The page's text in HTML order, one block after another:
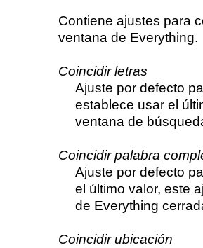
Contiene ajustes para
ventana de Everything.
Coincidir letras
Ajuste por defecto
establece usar el
ventana de
Coincidir palabra
Ajuste por defecto
el último valor, este
de Everything
Coincidir ubicación